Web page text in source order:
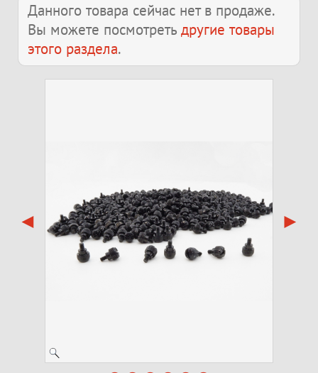
Данного товара сейчас нет в продаже.
Вы можете посмотреть другие товары
этого раздела.